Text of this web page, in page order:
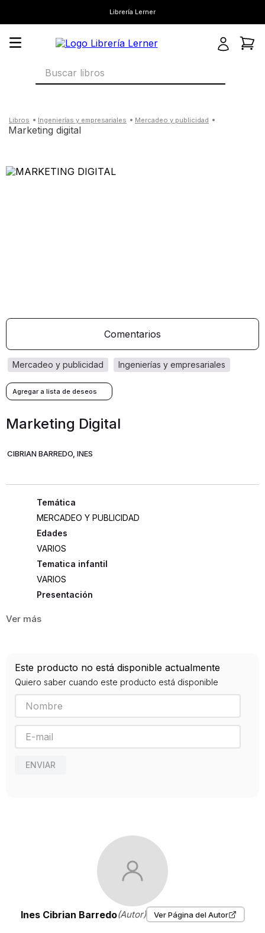
Librería Lerner
Buscar libros
ingenierías y empresariales mercadeo y publicidad
marketing digital
Comentarios
ingenierías y empresariales
mercadeo y publicidad
Marketing Digital
CIBRIAN BARREDO, INES
MERCADEO Y PUBLICIDAD
Edades
VARIOS
Tematica infantil
VARIOS
Presentación
9789587785098
Editorial
ESIC
Año de publicación
2018
Este producto no está disponible actualmente
Quiero saber cuando este producto está disponible
ENVIAR
Ines Cibrian Barredo(Autor) Ver Página del Autor